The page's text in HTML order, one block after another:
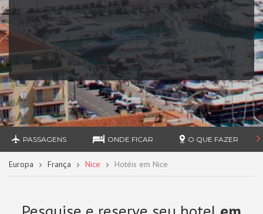
PASSAGENS ONDE FICAR O QUE FAZER
Europa França Nice Hotéis em Nice